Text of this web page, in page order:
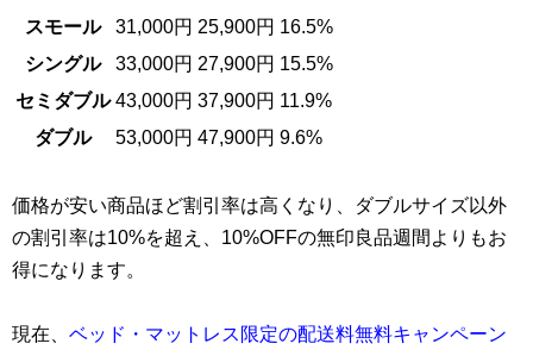
スモール
31,000円 25,900円 16.5%
シングル
33,000円 27,900円 15.5%
セミダブル 43,000円 37,900円 11.9%
ダブル
53,000円 47,900円 9.6%
価格が安い商品ほど割引率は高くなり、ダブルサイズ以外
の割引率は10%を超え、10%OFFの無印良品週間よりもお
得になります。
現在、 ベッド・マットレス限定の配送料無料キャンペーン